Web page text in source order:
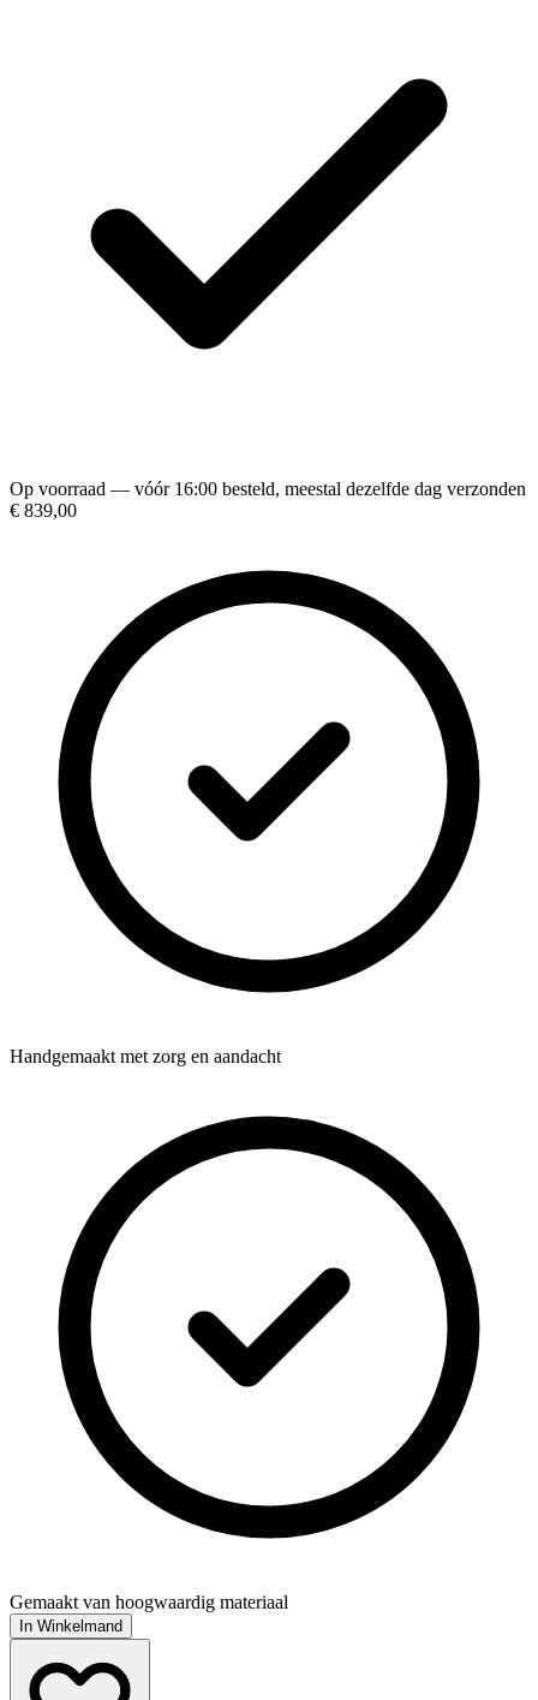
Op voorraad — vóór 16:00 besteld, meestal dezelfde dag verzonden
€ 839,00
Handgemaakt met zorg en aandacht
Gemaakt van hoogwaardig materiaal
In Winkelmand